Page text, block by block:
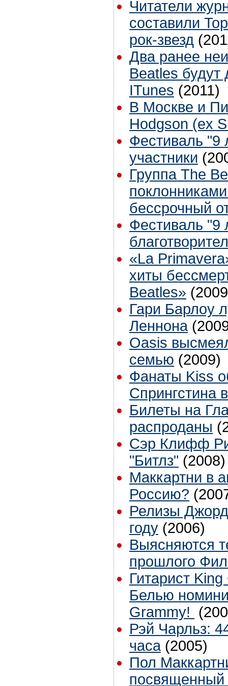
Читатели
составили
рок-звезд
Два ранее
Beatles будут
ITunes (2011)
В Москве и
Hodgson (ex
Фестиваль "9
участники
Группа The
бессрочный
Фестиваль "9
«La
хиты
Beatles»
Гари Барлоу
Леннона
Oasis
семью (2009)
Фанаты Kiss
Спрингстина
Билеты на
распроданы
Сэр Клифф
"Битлз" (2008)
Маккартни в
Россию?
Релизы
году (2006)
Выясняются
прошлого
Гитарист
Белью
Grammy!
Рэй Чарльз:
часа (2005)
Пол
посвященный